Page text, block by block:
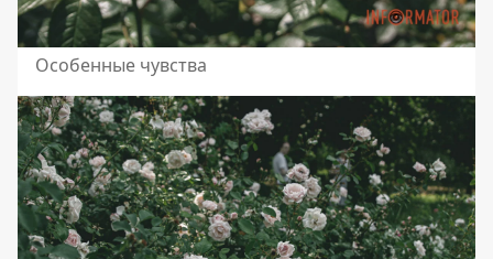
Особенные чувства